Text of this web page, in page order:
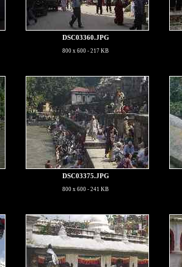
DSC03360.JPG
800 x 600 - 217 KB
DSC03375.JPG
800 x 600 - 241 KB